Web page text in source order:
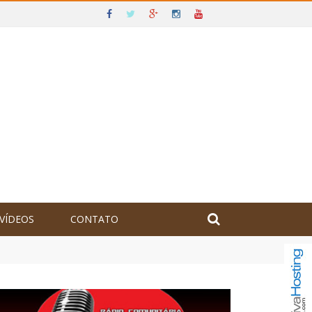
VÍDEOS CONTATO